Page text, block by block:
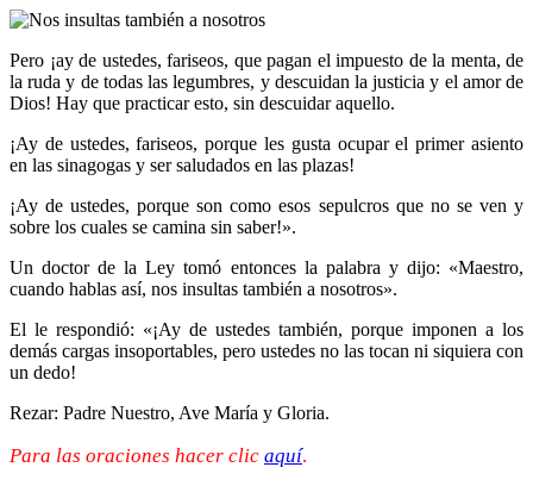
Pero ¡ay de ustedes, fariseos, que pagan el impuesto de la menta, de
la ruda y de todas las legumbres, y descuidan la justicia y el amor de
Dios! Hay que practicar esto, sin descuidar aquello.
¡Ay de ustedes, fariseos, porque les gusta ocupar el primer asiento
en las sinagogas y ser saludados en las plazas!
¡Ay de ustedes, porque son como esos sepulcros que no se ven y
sobre los cuales se camina sin saber!».
Un doctor de la Ley tomó entonces la palabra y dijo: «Maestro,
cuando hablas así, nos insultas también a nosotros».
El le respondió: «¡Ay de ustedes también, porque imponen a los
demás cargas insoportables, pero ustedes no las tocan ni siquiera con
un dedo!
Rezar: Padre Nuestro, Ave María y Gloria.
Para las oraciones hacer clic aquí.